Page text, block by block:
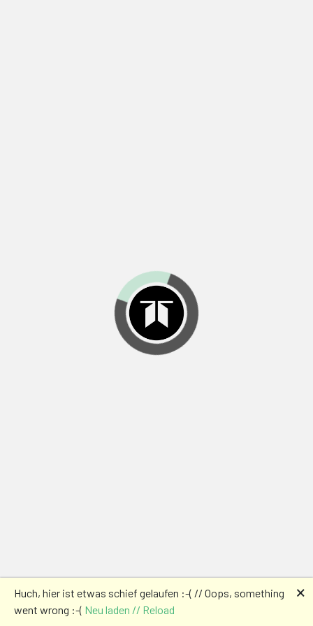
Huch, hier ist etwas schief gelaufen :-( // Oops, something
went wrong :-( Neu laden // Reload
🗙